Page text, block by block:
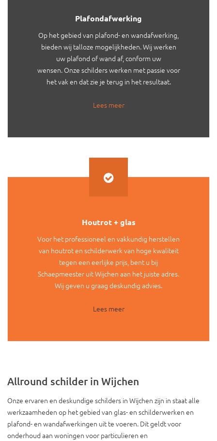
Plafondafwerking
Op het gebied van plafond- en wandafwerking,
bieden wij talloze mogelijkheden. Wij werken
uw plafond of wand af, conform uw
wensen. Onze schilders werken met passie voor
het vak en dat zie je terug in het resultaat.
Lees meer
Houtrot + glas
Voor het professioneel en vakkundig herstellen
van houtrot en schilderwerk van hoge kwaliteit
tegen een eerlijke prijs, bent u bij
Schaepmeester uit Wijchen aan het juiste adres.
Wij geven u graag deskundig advies.
Lees meer
Allround schilder in Wijchen
Onze ervaren en deskundige schilders in Wijchen zijn in staat alle
werkzaamheden op het gebied van glas- en schilderwerken en
plafond- en wandafwerkingen uit te voeren. Dit geldt voor
onderhoud aan woningen voor particulieren en